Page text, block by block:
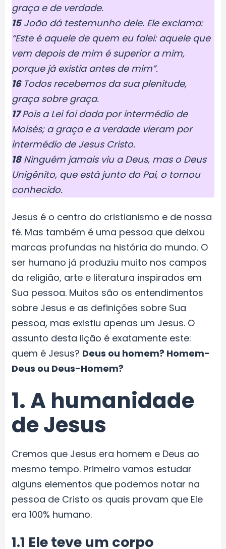
graça e de verdade.
15João dá testemunho dele. Ele exclama:
“Este é aquele de quem eu falei: aquele que
vem depois de mim é superior a mim,
porque já existia antes de mim”.
16Todos recebemos da sua plenitude,
graça sobre graça.
17Pois a Lei foi dada por intermédio de
Moisés; a graça e a verdade vieram por
intermédio de Jesus Cristo.
18Ninguém jamais viu a Deus, mas o Deus
Unigênito, que está junto do Pai, o tornou
conhecido.
Jesus é o centro do cristianismo e de nossa
fé. Mas também é uma pessoa que deixou
marcas profundas na história do mundo. O
ser humano já produziu muito nos campos
da religião, arte e lite­ratura inspirados em
Sua pessoa. Muitos são os entendimentos
sobre Jesus e as definições sobre Sua
pessoa, mas existiu apenas um Jesus. O
assunto desta lição é exatamente este:
quem é Jesus? Deus ou homem? Homem-
Deus ou Deus-Homem?
1. A humanidade
de Jesus
Cremos que Jesus era homem e Deus ao
mesmo tempo. Primeiro vamos estudar
alguns elementos que podemos notar na
pessoa de Cristo os quais provam que Ele
era 100% humano.
1.1 Ele teve um corpo